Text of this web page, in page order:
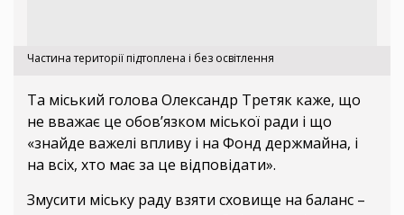
Частина території підтоплена і без освітлення
Та міський голова Олександр Третяк каже, що
не вважає це обов’язком міської ради і що
«знайде важелі впливу і на Фонд держмайна, і
на всіх, хто має за це відповідати».
Змусити міську раду взяти сховище на баланс –